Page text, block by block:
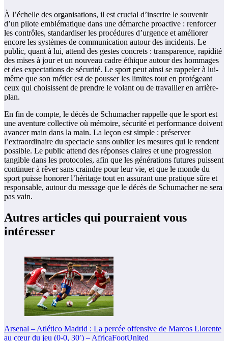
À l’échelle des organisations, il est crucial d’inscrire le souvenir
d’un pilote emblématique dans une démarche proactive : renforcer
les contrôles, standardiser les procédures d’urgence et améliorer
encore les systèmes de communication autour des incidents. Le
public, quant à lui, attend des gestes concrets : transparence, rapidité
des mises à jour et un nouveau cadre éthique autour des hommages
et des expectations de sécurité. Le sport peut ainsi se rappeler à lui-
même que son métier est de pousser les limites tout en protégeant
ceux qui choisissent de prendre le volant ou de travailler en arrière-
plan.
En fin de compte, le décès de Schumacher rappelle que le sport est
une aventure collective où mémoire, sécurité et performance doivent
avancer main dans la main. La leçon est simple : préserver
l’extraordinaire du spectacle sans oublier les mesures qui le rendent
possible. Le public attend des réponses claires et une progression
tangible dans les protocoles, afin que les générations futures puissent
continuer à rêver sans craindre pour leur vie, et que le monde du
sport puisse honorer l’héritage tout en assurant une pratique sûre et
responsable, autour du message que le décès de Schumacher ne sera
pas vain.
Autres articles qui pourraient vous
intéresser
Arsenal – Atlético Madrid : La percée offensive de Marcos Llorente
au cœur du jeu (0-0, 30′) – AfricaFootUnited